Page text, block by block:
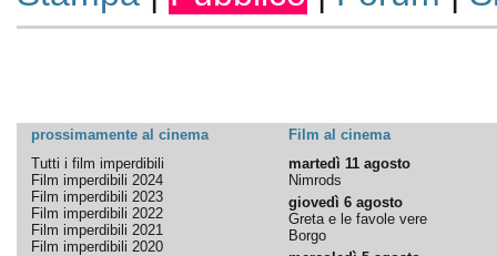
prossimamente al cinema
Film al cinema
Tutti i film imperdibili
Film imperdibili 2024
Film imperdibili 2023
Film imperdibili 2022
Film imperdibili 2021
Film imperdibili 2020
martedì 11 agosto
Nimrods
giovedì 6 agosto
Greta e le favole vere
Borgo